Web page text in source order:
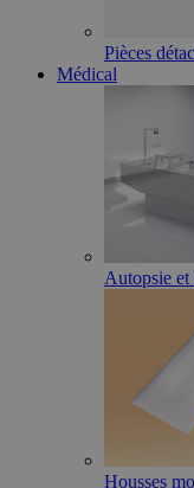
Pièces
Médical
Autopsie
Housses